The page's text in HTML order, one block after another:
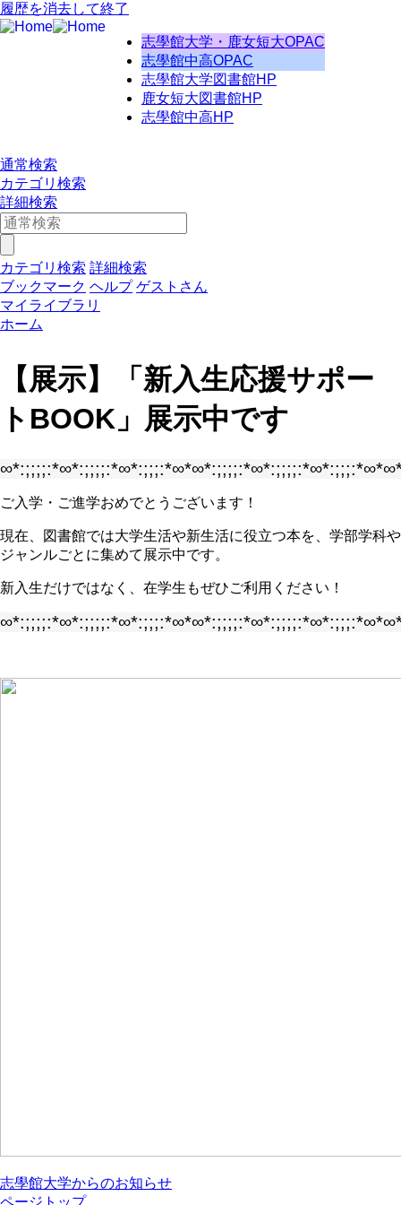
履歴を消去して終了
志學館大学・鹿女短大OPAC
志學館中高OPAC
志學館大学図書館HP
鹿女短大図書館HP
志學館中高HP
通常検索
カテゴリ検索
詳細検索
カテゴリ検索 詳細検索
ブックマーク ヘルプ ゲストさん
マイライブラリ
ホーム
【展示】「新入生応援サポー
トBOOK」展示中です
ご入学・ご進学おめでとうございます！
現在、図書館では大学生活や新生活に役立つ本を、学部学科や
ジャンルごとに集めて展示中です。
新入生だけではなく、在学生もぜひご利用ください！
志學館大学からのお知らせ
ページトップ